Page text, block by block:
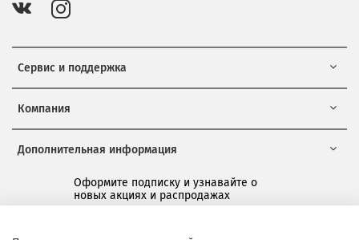
Сервис и поддержка
Компания
Дополнительная информация
Оформите подписку и узнавайте о
новых акциях и распродажах